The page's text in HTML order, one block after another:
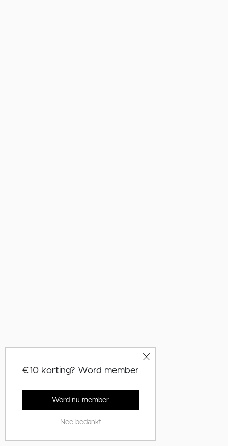
€10 korting? Word member
Word nu member
Nee bedankt